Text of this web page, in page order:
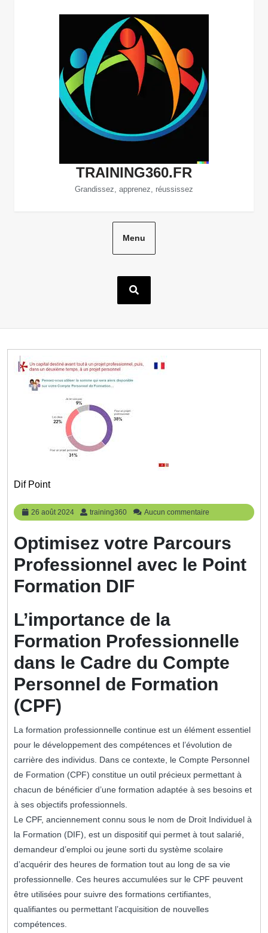
TRAINING360.FR
Grandissez, apprenez, réussissez
Menu
Dif Point
26 août 2024
26
août
training360 training360
Aucun commentaire
Optimisez votre Parcours
Professionnel avec le Point
Formation DIF
L’importance de la
Formation Professionnelle
dans le Cadre du Compte
Personnel de Formation
(CPF)
La formation professionnelle continue est un élément essentiel
pour le développement des compétences et l’évolution de
carrière des individus. Dans ce contexte, le Compte Personnel
de Formation (CPF) constitue un outil précieux permettant à
chacun de bénéficier d’une formation adaptée à ses besoins et
à ses objectifs professionnels.
Le CPF, anciennement connu sous le nom de Droit Individuel à
la Formation (DIF), est un dispositif qui permet à tout salarié,
demandeur d’emploi ou jeune sorti du système scolaire
d’acquérir des heures de formation tout au long de sa vie
professionnelle. Ces heures accumulées sur le CPF peuvent
être utilisées pour suivre des formations certifiantes,
qualifiantes ou permettant l’acquisition de nouvelles
compétences.